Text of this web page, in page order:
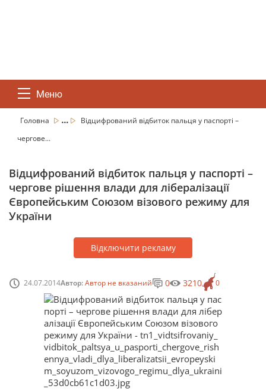
Меню
Головна ...
Відцифрований відбиток пальця у паспорті –
чергове...
Відцифрований відбиток пальця у паспорті –
чергове рішення влади для лібералізації
Європейським Союзом візового режиму для
України
Відключити рекламу
24.07.2014Автор:Автор не вказаний 0
0 3210